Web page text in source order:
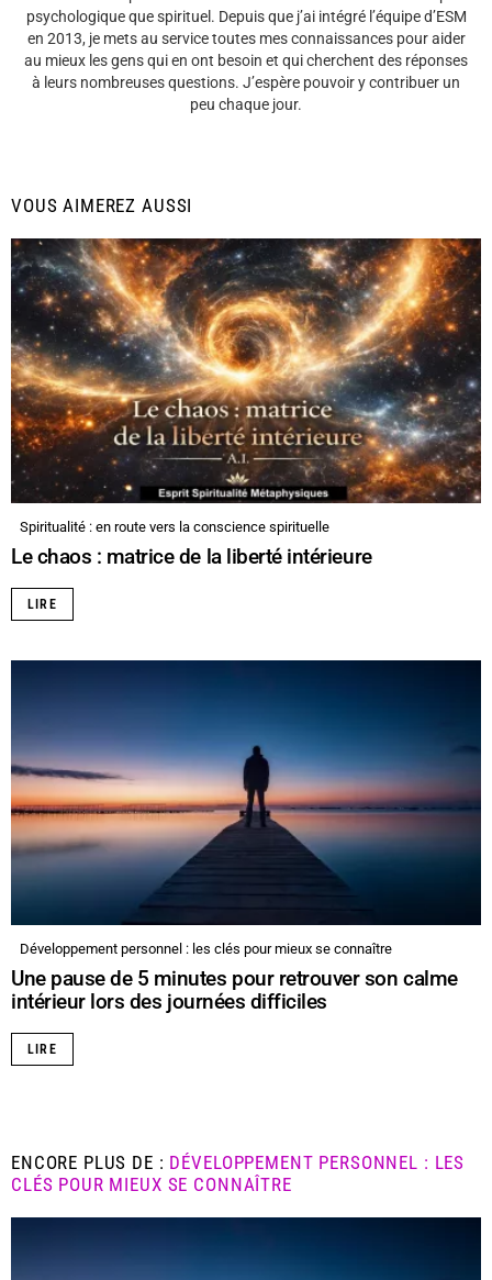
psychologique que spirituel. Depuis que j’ai intégré l’équipe d’ESM
en 2013, je mets au service toutes mes connaissances pour aider
au mieux les gens qui en ont besoin et qui cherchent des réponses
à leurs nombreuses questions. J’espère pouvoir y contribuer un
peu chaque jour.
VOUS AIMEREZ AUSSI
Spiritualité : en route vers la conscience spirituelle
Le chaos : matrice de la liberté intérieure
LIRE
Développement personnel : les clés pour mieux se connaître
Une pause de 5 minutes pour retrouver son calme
intérieur lors des journées difficiles
LIRE
ENCORE PLUS DE : DÉVELOPPEMENT PERSONNEL : LES
CLÉS POUR MIEUX SE CONNAÎTRE